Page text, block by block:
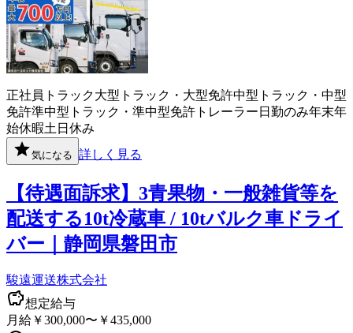
正社員 トラック大型トラック・大型免許中型トラック・中型
免許準中型トラック・準中型免許 トレーラー 日勤のみ年末年
始休暇土日休み
気になる 詳しく見る
【待遇面訴求】3青果物・一般雑貨等を
配送する10t冷蔵車 / 10tバルク車ドライ
バー｜静岡県磐田市
駿遠運送株式会社
想定給与
月給￥300,000〜￥435,000